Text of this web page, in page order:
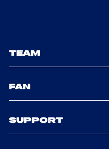
TEAM
FAN
SUPPORT